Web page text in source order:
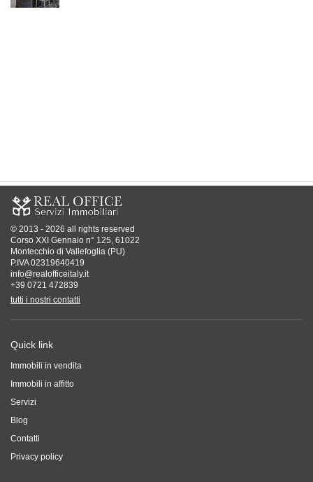
© 2013 - 2026 all rights reserved
Corso XXI Gennaio n° 125, 61022
Montecchio di Vallefoglia (PU)
P.IVA 02319640419
info@realofficeitaly.it
+39 0721 472839
tutti i nostri contatti
Quick link
Immobili in vendita
Immobili in affitto
Servizi
Blog
Contatti
Privacy policy